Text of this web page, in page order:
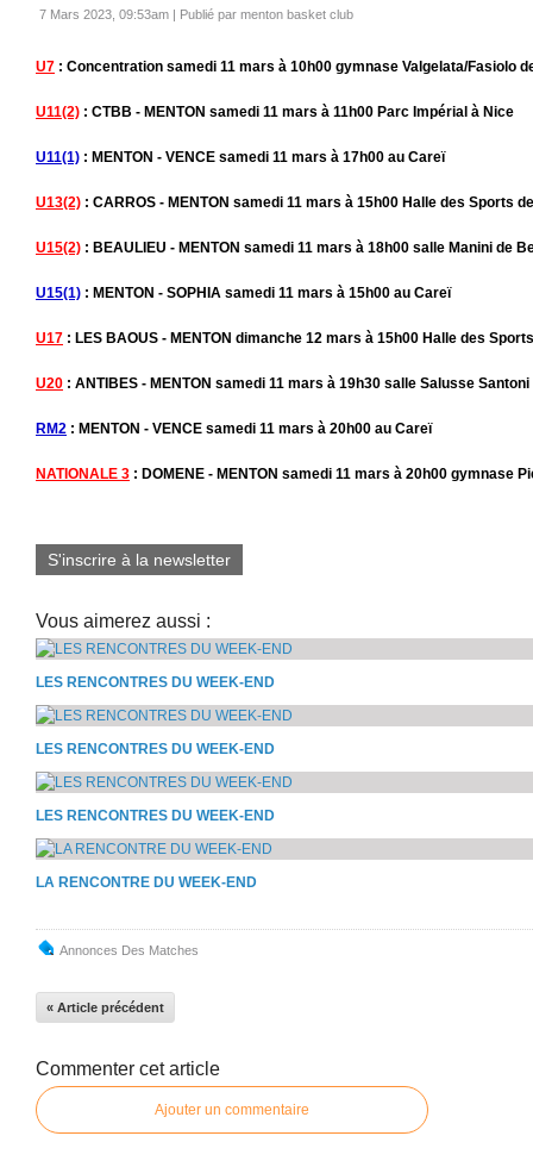
7 Mars 2023, 09:53am | Publié par menton basket club
U7 : Concentration samedi 11 mars à 10h00 gymnase Valgelata/Fasiolo
U11(2) : CTBB - MENTON samedi 11 mars à 11h00 Parc Impérial à Nice
U11(1) : MENTON - VENCE samedi 11 mars à 17h00 au Careï
U13(2) : CARROS - MENTON samedi 11 mars à 15h00 Halle des Sports
U15(2) : BEAULIEU - MENTON samedi 11 mars à 18h00 salle Manini de
U15(1) : MENTON - SOPHIA samedi 11 mars à 15h00 au Careï
U17 : LES BAOUS - MENTON dimanche 12 mars à 15h00 Halle des
U20 : ANTIBES - MENTON samedi 11 mars à 19h30 salle Salusse
RM2 : MENTON - VENCE samedi 11 mars à 20h00 au Careï
NATIONALE 3 : DOMENE - MENTON samedi 11 mars à 20h00 gymnase
S'inscrire à la newsletter
Vous aimerez aussi :
LES RENCONTRES DU WEEK-END
LES RENCONTRES DU WEEK-END
LES RENCONTRES DU WEEK-END
LA RENCONTRE DU WEEK-END
Annonces Des Matches
« Article précédent
Commenter cet article
Ajouter un commentaire